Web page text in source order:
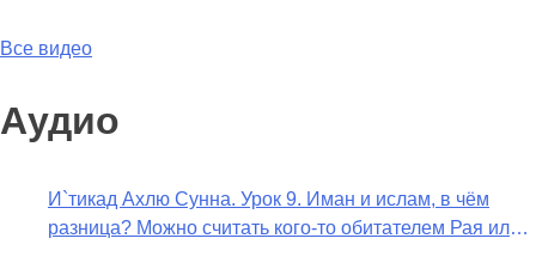
Все видео
Аудио
И`тикад Ахлю Сунна. Урок 9. Иман и ислам, в чём
разница? Можно считать кого-то обитателем Рая или